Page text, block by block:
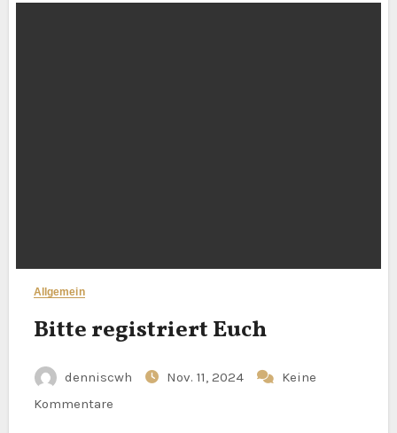
Allgemein
Bitte registriert Euch
denniscwh Nov. 11, 2024
Keine
Kommentare